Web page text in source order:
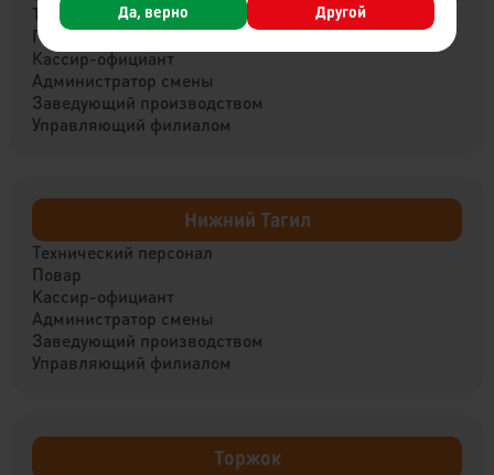
Да, верно Другой
Технический персонал
Повар
Кассир-официант
Администратор смены
Заведующий производством
Управляющий филиалом
Нижний Тагил
Технический персонал
Повар
Кассир-официант
Администратор смены
Заведующий производством
Управляющий филиалом
Торжок